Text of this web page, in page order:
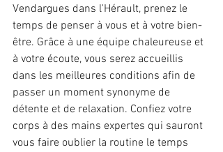
Vendargues dans l'Hérault, prenez le
temps de penser à vous et à votre bien-
être. Grâce à une équipe chaleureuse et
à votre écoute, vous serez accueillis
dans les meilleures conditions afin de
passer un moment synonyme de
détente et de relaxation. Confiez votre
corps à des mains expertes qui sauront
vous faire oublier la routine le temps